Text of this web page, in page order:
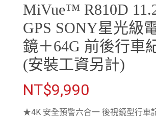
MiVue™ R810D
GPS SONY星光級
鏡＋64G 前後行車
(安裝工資另計)
NT$9,990
★4K 安全預警六合一 後視鏡型行車